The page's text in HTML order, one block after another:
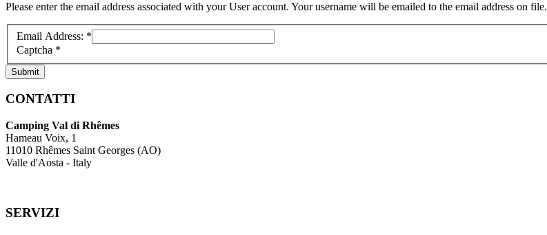
Please enter the email address associated with your User account. Your username will be emailed to the email address on file.
Email Address: *
Captcha *
Submit
CONTATTI
Camping Val di Rhêmes
Hameau Voix, 1
11010 Rhêmes Saint Georges (AO)
Valle d'Aosta - Italy
SERVIZI